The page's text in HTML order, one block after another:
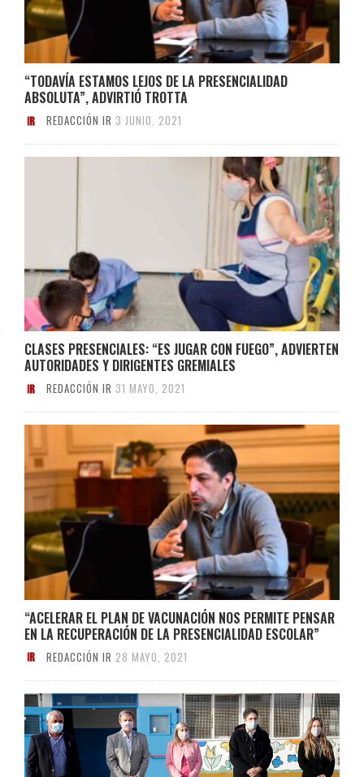
“TODAVÍA ESTAMOS LEJOS DE LA PRESENCIALIDAD
ABSOLUTA”, ADVIRTIÓ TROTTA
REDACCIÓN IR 3 JUNIO, 2021
CLASES PRESENCIALES: “ES JUGAR CON FUEGO”, ADVIERTEN
AUTORIDADES Y DIRIGENTES GREMIALES
REDACCIÓN IR 31 MAYO, 2021
“ACELERAR EL PLAN DE VACUNACIÓN NOS PERMITE PENSAR
EN LA RECUPERACIÓN DE LA PRESENCIALIDAD ESCOLAR”
REDACCIÓN IR 28 MAYO, 2021